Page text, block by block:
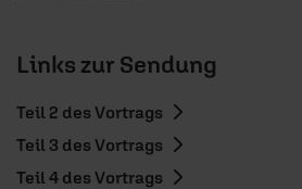
Links zur Sendung
Teil 2 des Vortrags
Teil 3 des Vortrags
Teil 4 des Vortrags